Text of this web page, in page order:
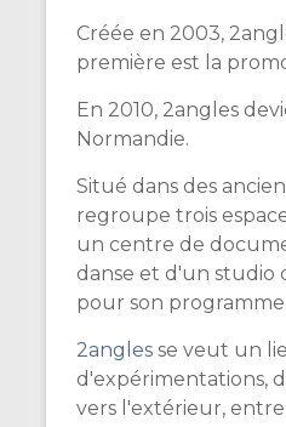
Créée en 2003,
première est la
En 2010, 2angles
Normandie.
Situé dans des
regroupe trois
un centre de
danse et d'un studio
pour son
2angles se veut un
d'expérimentations,
vers l'extérieur, entre